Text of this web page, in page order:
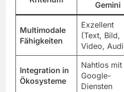
Gemini
Multimodale
Fähigkeiten
Exzellent
(Text, Bild,
Video,
Integration in
Ökosysteme
Nahtlos mit
Google-
Diensten